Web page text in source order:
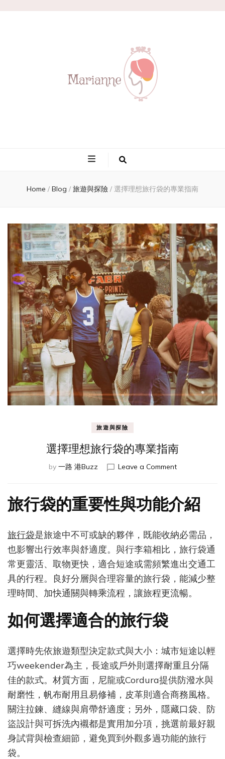
Marianne
Home / Blog / 旅遊與探險 / 選擇理想旅行袋的專業指南
旅遊與探險
選擇理想旅行袋的專業指南
by 一路 港Buzz Leave a Commenton
理
行
袋
的
專
指
南
旅行袋的重要性與功能介紹
旅行袋是旅途中不可或缺的夥伴，既能收納必需品，
也影響出行效率與舒適度。與行李箱相比，旅行袋通
常更靈活、取物更快，適合短途或需頻繁進出交通工
具的行程。良好分層與合理容量的旅行袋，能減少整
理時間、加快通關與轉乘流程，讓旅程更流暢。
如何選擇適合的旅行袋
選擇時先依旅遊類型決定款式與大小：城市短途以輕
巧weekender為主，長途或戶外則選擇耐重且分隔
佳的款式。材質方面，尼龍或Cordura提供防潑水與
耐磨性，帆布耐用且易修補，皮革則適合商務風格。
關注拉鍊、縫線與肩帶舒適度；另外，隱藏口袋、防
盜設計與可拆洗內襯都是實用加分項，挑選前最好親
身試背與檢查細節，避免買到外觀多過功能的旅行
袋。